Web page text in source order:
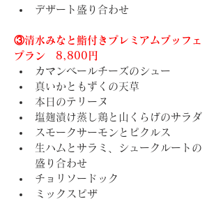
デザート盛り合わせ
③清水みなと鮨付きプレミアムブッフェ
プラン　8,800円
カマンベールチーズのシュー
真いかともずくの天草
本日のテリーヌ
塩麹漬け蒸し鶏と山くらげのサラダ
スモークサーモンとピクルス
生ハムとサラミ、シュークルートの
盛り合わせ
チョリソードック
ミックスピザ